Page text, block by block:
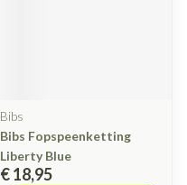
Bibs
Bibs Fopspeenketting
Liberty Blue
€ 18,95